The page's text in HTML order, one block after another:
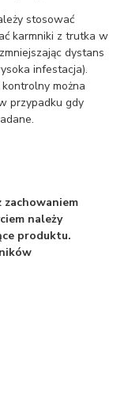
stosować
karmniki z trutka w
dystans
infestacja).
można
przypadku gdy
zachowaniem
należy
produktu.